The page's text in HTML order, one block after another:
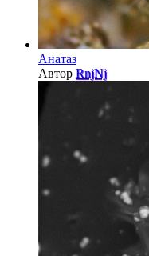
Анатаз
Автор RnjNj